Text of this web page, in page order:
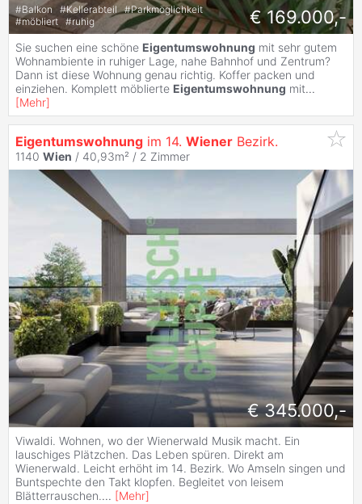
#Balkon #Kellerabteil #Parkmöglichkeit
#möbliert #ruhig € 169.000,-
Sie suchen eine schöne Eigentumswohnung mit sehr gutem
Wohnambiente in ruhiger Lage, nahe Bahnhof und Zentrum?
Dann ist diese Wohnung genau richtig. Koffer packen und
einziehen. Komplett möblierte Eigentumswohnung mit...
[Mehr]
Eigentumswohnung im 14. Wiener Bezirk.
1140 Wien / 40,93m² / 2 Zimmer
€ 345.000,-
Viwaldi. Wohnen, wo der Wienerwald Musik macht. Ein
lauschiges Plätzchen. Das Leben spüren. Direkt am
Wienerwald. Leicht erhöht im 14. Bezirk. Wo Amseln singen und
Buntspechte den Takt klopfen. Begleitet von leisem
Blätterrauschen.... [Mehr]